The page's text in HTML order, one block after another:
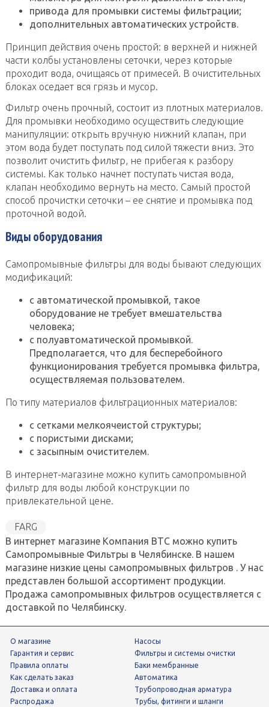
привода для промывки системы фильтрации;
дополнительных автоматических устройств.
Принцип действия очень простой: в верхней и нижней
части колбы установлены сеточки, через которые
проходит вода, очищаясь от примесей. В очистительных
блоках оседает вся грязь и мусор.
Фильтр очень прочный, состоит из плотных материалов.
Для промывки необходимо осуществить следующие
манипуляции: открыть вручную нижний клапан, при
этом вода будет поступать под силой тяжести вниз. Это
позволит очистить фильтр, не прибегая к разбору
системы. Как только начнет поступать чистая вода,
клапан необходимо вернуть на место. Самый простой
способ прочистки сеточки – ее снятие и промывка под
проточной водой.
Виды оборудования
Самопромывные фильтры для воды бывают следующих
модификаций:
с автоматической промывкой, такое
оборудование не требует вмешательства
человека;
с полуавтоматической промывкой.
Предполагается, что для бесперебойного
функционирования требуется промывка фильтра,
осуществляемая пользователем.
По типу материалов фильтрационных материалов:
с сетками мелкоячеистой структуры;
с пористыми дисками;
с засыпным очистителем.
В интернет-магазине можно купить cамопромывной
фильтр для воды любой конструкции по
привлекательной цене.
FARG
В интернет магазине Компания ВТС можно купить
Самопромывные Фильтры в Челябинске. В нашем
магазине низкие цены самопромывных фильтров . У нас
представлен большой ассортимент продукции.
Продажа самопромывных фильтров осуществляется с
доставкой по Челябинску.
О магазине
Гарантия и сервис
Правила оплаты
Как сделать заказ
Доставка и оплата
Распродажа
Насосы
фильтры и системы очистки
Баки мембранные
Автоматика
трубопроводная арматура
трубы, фитинги и шланги